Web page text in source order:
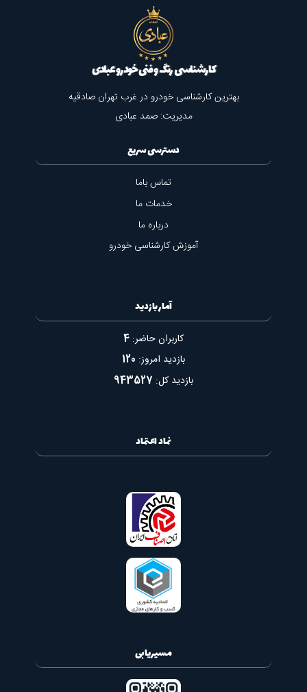
کارشناسی رنگ و فنی خودرو عبادی
بهترین کارشناسی خودرو در غرب تهران صادقیه
مدیریت: صمد عبادی
دسترسی سریع
تماس باما
خدمات ما
درباره ما
آموزش کارشناسی خودرو
آمار بازدید
کاربران حاضر: 4
بازدید امروز: 120
بازدید کل: 943527
نماد اعتماد
مسیریابی